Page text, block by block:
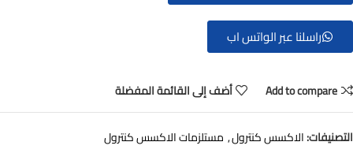
راسلنا عبر الواتس اب
Add to compare أضف إلى القائمة المفضلة
التصنيفات:الاكسس كنترول, مستلزمات الاكسس كنترول